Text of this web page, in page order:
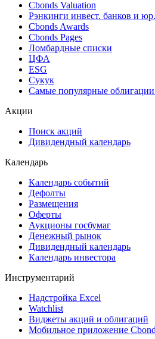
Cbonds Valuation
Рэнкинги инвест. банков и юр.
Cbonds Awards
Cbonds Pages
Ломбардные списки
ЦФА
ESG
Сукук
Самые популярные облигации
Акции
Поиск акций
Дивидендный календарь
Календарь
Календарь событий
Дефолты
Размещения
Оферты
Аукционы госбумаг
Денежный рынок
Дивидендный календарь
Календарь инвестора
Инструментарий
Надстройка Excel
Watchlist
Виджеты акций и облигаций
Мобильное приложение